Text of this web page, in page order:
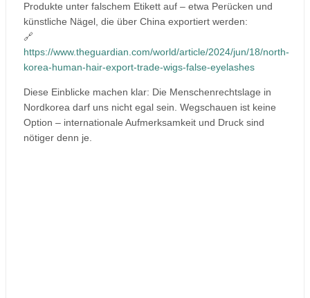
Produkte unter falschem Etikett auf – etwa Perücken und
künstliche Nägel, die über China exportiert werden:
🔗
https://www.theguardian.com/world/article/2024/jun/18/north-
korea-human-hair-export-trade-wigs-false-eyelashes
Diese Einblicke machen klar: Die Menschenrechtslage in
Nordkorea darf uns nicht egal sein. Wegschauen ist keine
Option – internationale Aufmerksamkeit und Druck sind
nötiger denn je.